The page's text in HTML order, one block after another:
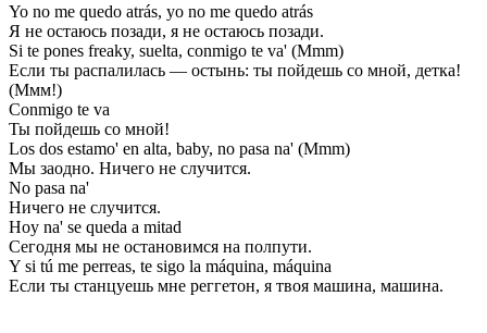
Yo no me quedo atrás, yo no me quedo atrás
Я не остаюсь позади, я не остаюсь позади.
Si te pones freaky, suelta, conmigo te va' (Mmm)
Если ты распалилась — остынь: ты пойдешь со мной, детка!
(Ммм!)
Conmigo te va
Ты пойдешь со мной!
Los dos estamo' en alta, baby, no pasa na' (Mmm)
Мы заодно. Ничего не случится.
No pasa na'
Ничего не случится.
Hoy na' se queda a mitad
Сегодня мы не остановимся на полпути.
Y si tú me perreas, te sigo la máquina, máquina
Если ты станцуешь мне реггетон, я твоя машина, машина.